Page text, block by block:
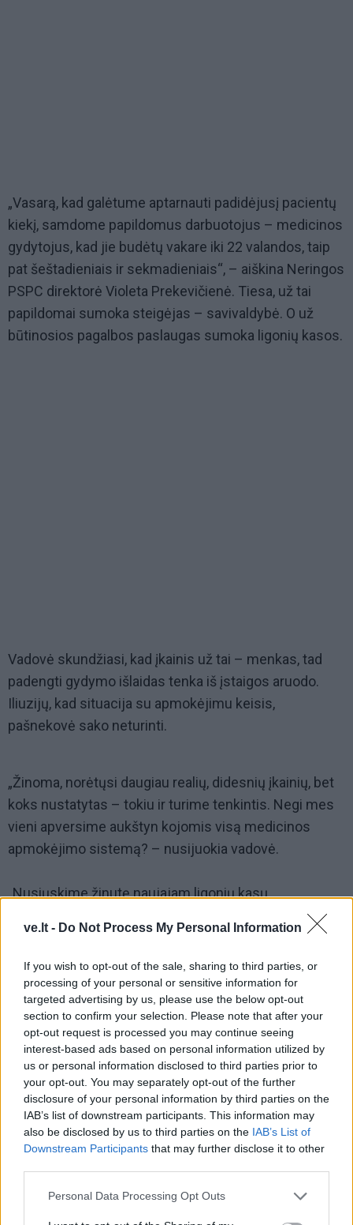
ve.lt - Do Not Process My Personal Information
If you wish to opt-out of the sale, sharing to third parties, or
processing of your personal or sensitive information for
targeted advertising by us, please use the below opt-out
section to confirm your selection. Please note that after your
opt-out request is processed you may continue seeing
interest-based ads based on personal information utilized by
us or personal information disclosed to third parties prior to
your opt-out. You may separately opt-out of the further
disclosure of your personal information by third parties on the
IAB’s list of downstream participants. This information may
also be disclosed by us to third parties on the IAB’s List of
Downstream Participants that may further disclose it to other
Personal Data Processing Opt Outs
„Vasarą, kad galėtume aptarnauti padidėjusį pacientų
kiekį, samdome papildomus darbuotojus – medicinos
gydytojus, kad jie budėtų vakare iki 22 valandos, taip
pat šeštadieniais ir sekmadieniais“, – aiškina Neringos
PSPC direktorė Violeta Prekevičienė. Tiesa, už tai
papildomai sumoka steigėjas – savivaldybė. O už
būtinosios pagalbos paslaugas sumoka ligonių kasos.
Vadovė skundžiasi, kad įkainis už tai – menkas, tad
padengti gydymo išlaidas tenka iš įstaigos aruodo.
Iliuzijų, kad situacija su apmokėjimu keisis,
pašnekovė sako neturinti.
„Žinoma, norėtųsi daugiau realių, didesnių įkainių, bet
koks nustatytas – tokiu ir turime tenkintis. Negi mes
vieni apversime aukštyn kojomis visą medicinos
apmokėjimo sistemą? – nusijuokia vadovė.
„Nusiųskime žinutę naujajam ligonių kasų
„Dievo balsas – į dausas. Jam dar susipažinimo
etapas. Manau, jam dar su daug kuo reikia
susipažinti…“ – sako V.Prekevičienė.
Aktualu ir neturintiems kurortinio statuso
Nors kurortinio miesto statuso Anykščiai neturi,
miestas dėl čia teikiamų sveikatinimo ir rekreacinių
paslaugų taip pat sulaukia svečių iš Lietuvos bei
užsienio, taigi lengvai susidaro ir viršsutartinių
paslaugų krepšelis. Neseniai už Anykščių rajono
sako nežinomybė dėl VLK atsiskaitymo už